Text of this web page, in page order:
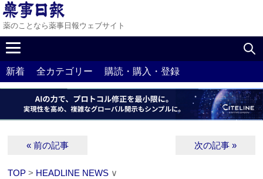
薬のことなら薬事日報ウェブサイト
新着 全カテゴリー 購読・購入・登録
« 前の記事 次の記事 »
TOP > HEADLINE NEWS ∨